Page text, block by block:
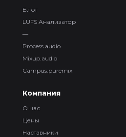
Блог
LUFS Анализатор
—
Process.audio
Mixup.audio
Campus.puremix
Компания
О нас
Цены
Наставники